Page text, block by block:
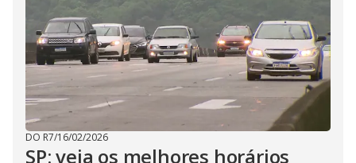
DO R7/16/02/2026
SP: veja os melhores horários